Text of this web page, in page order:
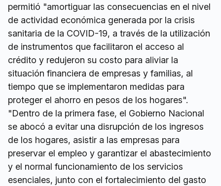
permitió "amortiguar las consecuencias en el nivel
de actividad económica generada por la crisis
sanitaria de la COVID-19, a través de la utilización
de instrumentos que facilitaron el acceso al
crédito y redujeron su costo para aliviar la
situación financiera de empresas y familias, al
tiempo que se implementaron medidas para
proteger el ahorro en pesos de los hogares".
"Dentro de la primera fase, el Gobierno Nacional
se abocó a evitar una disrupción de los ingresos
de los hogares, asistir a las empresas para
preservar el empleo y garantizar el abastecimiento
y el normal funcionamiento de los servicios
esenciales, junto con el fortalecimiento del gasto